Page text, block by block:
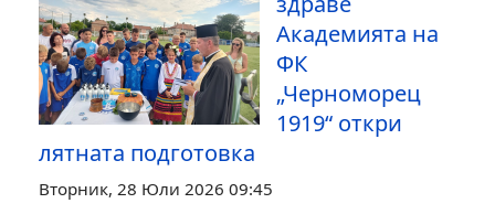
Академията на
ФК
„Черноморец
1919“ откри
лятната подготовка
Вторник, 28 Юли 2026 09:45